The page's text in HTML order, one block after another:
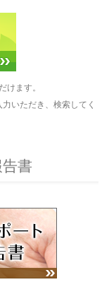
けます。
いただき、検索してく
書